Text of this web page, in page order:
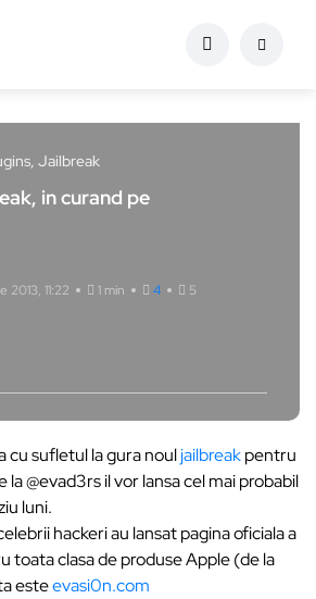
Jailbreak
in curand pe
2013, 11:22 1 min 4 5
cu sufletul la gura nouljailbreakpentru
la @evad3rs il vor lansa cel mai probabil
luni.
hackeri au lansat pagina oficiala a
toata clasa de produse Apple (de la
esteevasi0n.com